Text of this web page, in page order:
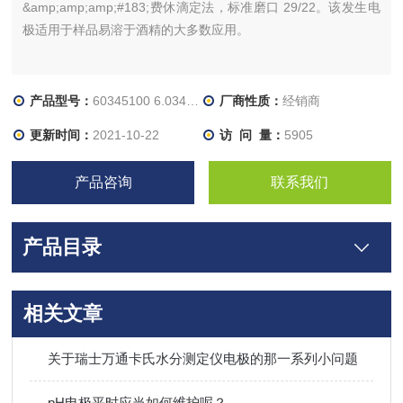
&amp;amp;amp;#183;费休滴定法，标准磨口 29/22。该发生电
极适用于样品易溶于酒精的大多数应用。
产品型号：60345100 6.0345.100 厂商性质： 经销商
更新时间： 2021-10-22 访 问 量： 5905
产品咨询 联系我们
产品目录
相关文章
关于瑞士万通卡氏水分测定仪电极的那一系列小问题